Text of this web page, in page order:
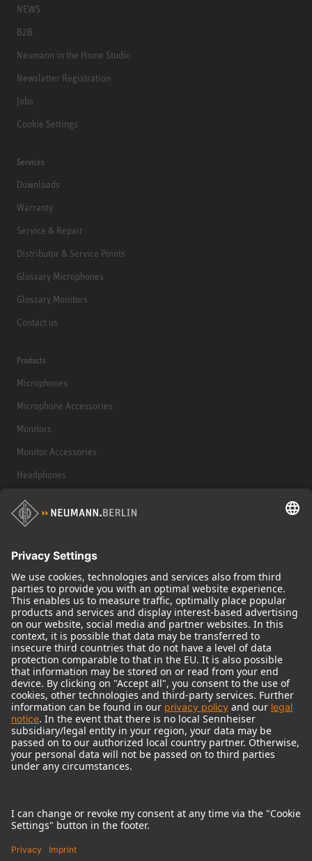
NEWS
B2B
Neumann in the Home Studio
Newsletter Registration
Jobs
Cookie Settings
Services
Downloads
Warranty
Service & Repair
Distributor & Service Points
Glossary Microphones
Glossary Monitors
Contact us
Products
Microphones
Microphone Accessories
Monitors
Monitor Accessories
Headphones
Historical Products
Audio Interface
© 2018 - 2026Georg Neumann GmbH
Imprint
Terms of use
Terms & Conditions
Right of cancelation